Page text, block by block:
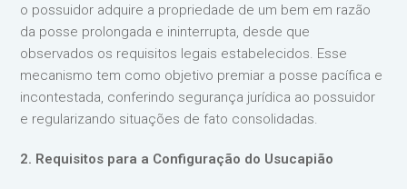
o possuidor adquire a propriedade de um bem em razão
da posse prolongada e ininterrupta, desde que
observados os requisitos legais estabelecidos. Esse
mecanismo tem como objetivo premiar a posse pacífica e
incontestada, conferindo segurança jurídica ao possuidor
e regularizando situações de fato consolidadas.
2. Requisitos para a Configuração do Usucapião